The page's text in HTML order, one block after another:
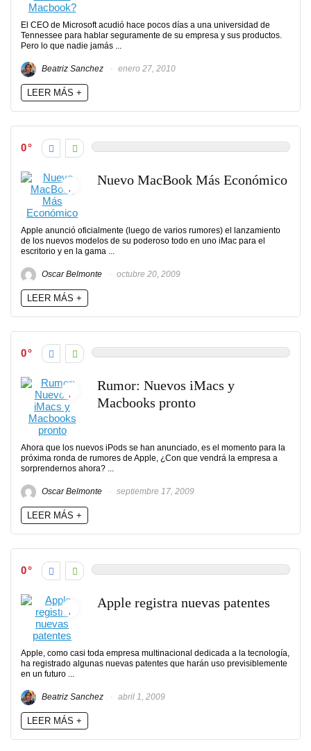
El CEO de Microsoft acudió hace pocos días a una universidad de
Tennessee para hablar seguramente de su empresa y sus productos.
Pero lo que nadie jamás ...
Beatriz Sanchez enero 27, 2010
LEER MÁS +
0
Nuevo MacBook Más Económico
Apple anunció oficialmente (luego de varios rumores) el lanzamiento
de los nuevos modelos de su poderoso todo en uno iMac para el
escritorio y en la gama ...
Oscar Belmonte octubre 20, 2009
LEER MÁS +
0
Rumor: Nuevos iMacs y
Macbooks pronto
Ahora que los nuevos iPods se han anunciado, es el momento para la
próxima ronda de rumores de Apple, ¿Con que vendrá la empresa a
sorprendernos ahora? ...
Oscar Belmonte septiembre 17, 2009
LEER MÁS +
0
Apple registra nuevas patentes
Apple, como casi toda empresa multinacional dedicada a la tecnología,
ha registrado algunas nuevas patentes que harán uso previsiblemente
en un futuro ...
Beatriz Sanchez abril 1, 2009
LEER MÁS +